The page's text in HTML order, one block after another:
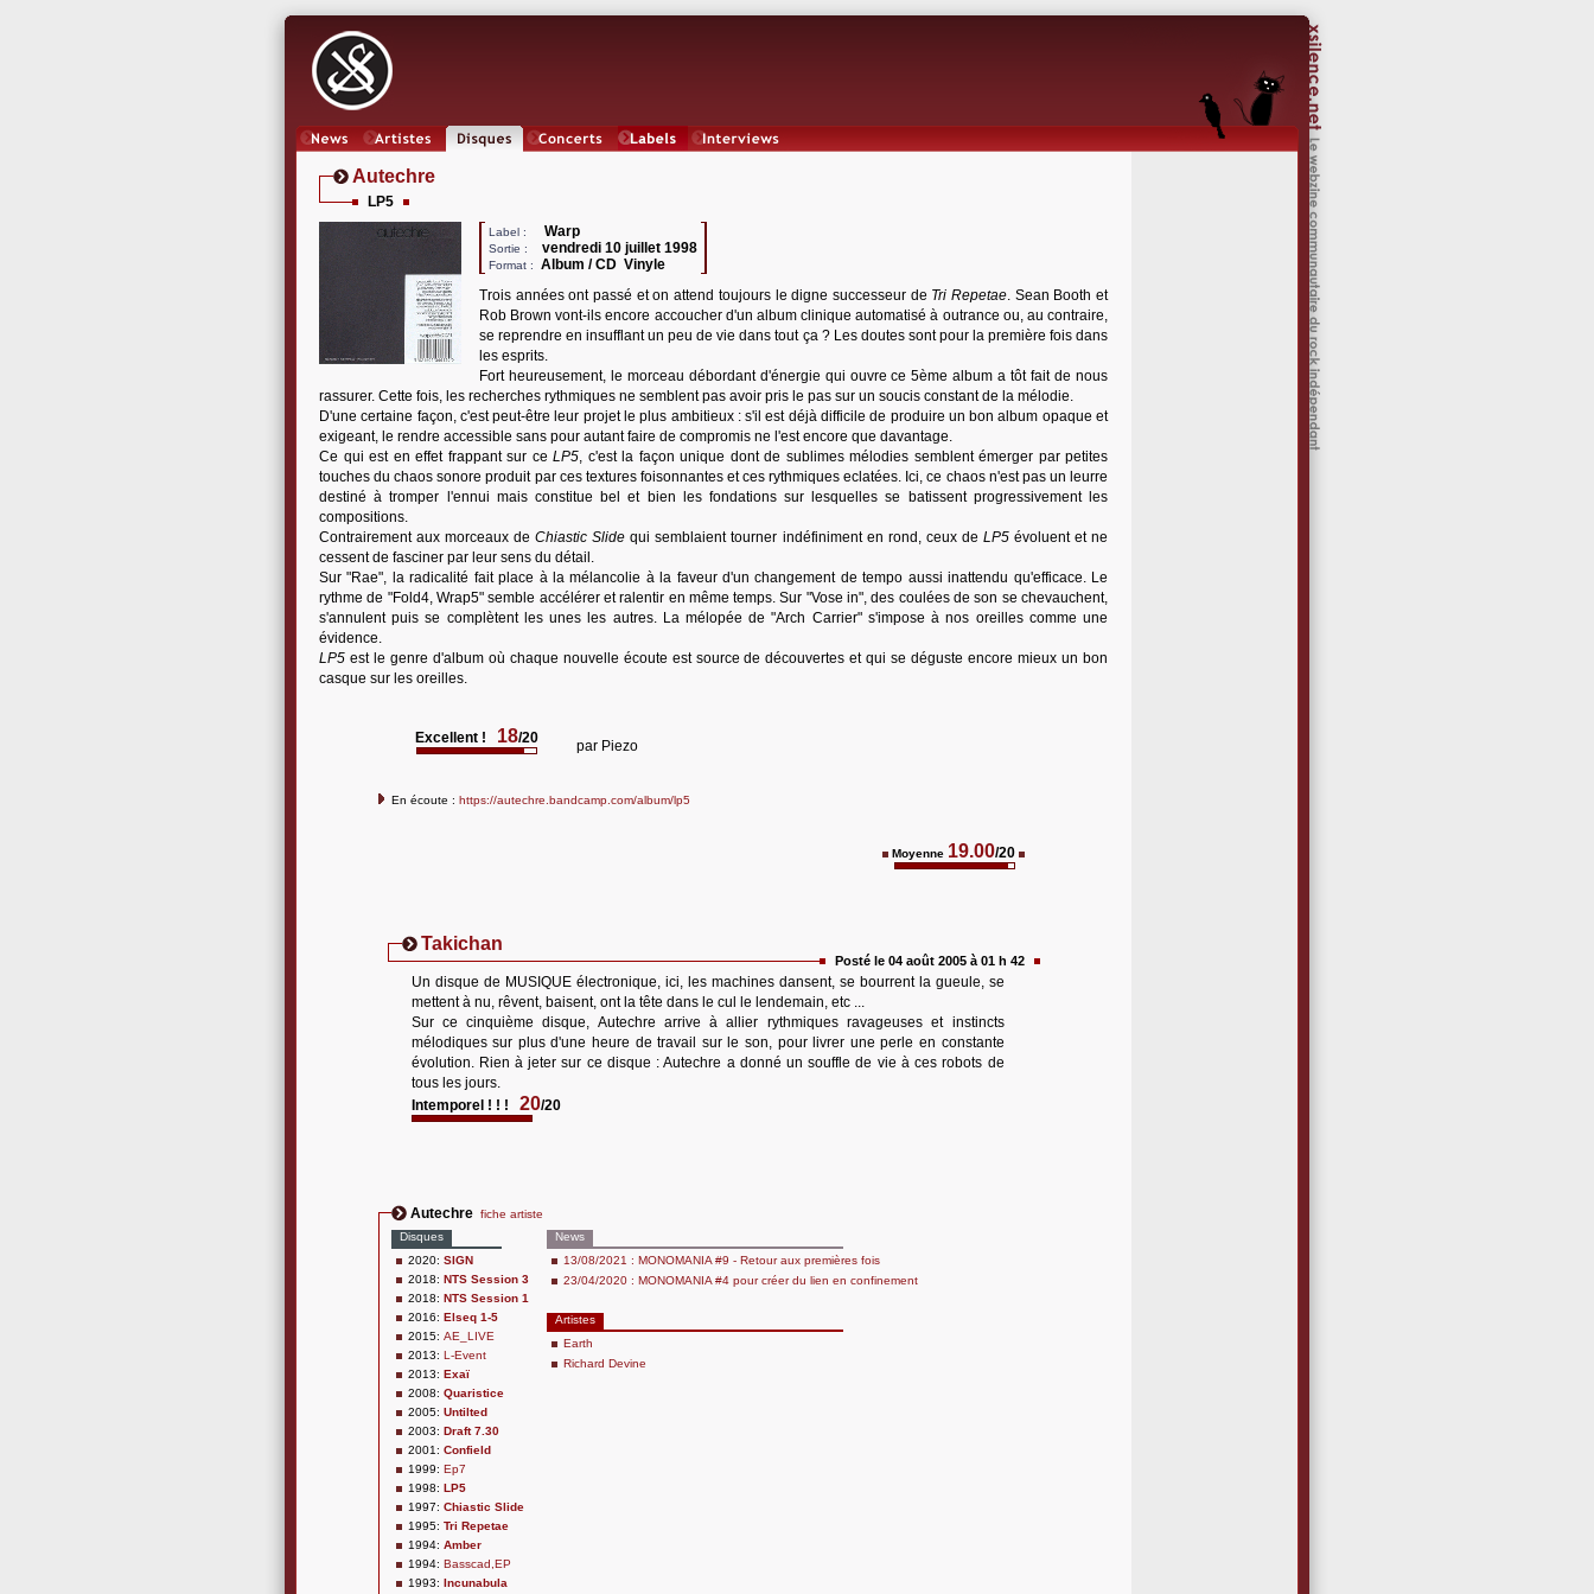
Autechre
LP5
Label : Warp
Sortie : vendredi 10 juillet 1998
Format :
Album / CD Vinyle
Trois années ont passé et on attend toujours le digne successeur de Tri Repetae. Sean Booth et
Rob Brown vont-ils encore accoucher d'un album clinique automatisé à outrance ou, au contraire,
se reprendre en insufflant un peu de vie dans tout ça ? Les doutes sont pour la première fois dans
les esprits.
Fort heureusement, le morceau débordant d'énergie qui ouvre ce 5ème album a tôt fait de nous
rassurer. Cette fois, les recherches rythmiques ne semblent pas avoir pris le pas sur un soucis constant de la mélodie.
D'une certaine façon, c'est peut-être leur projet le plus ambitieux : s'il est déjà difficile de produire un bon album opaque et
exigeant, le rendre accessible sans pour autant faire de compromis ne l'est encore que davantage.
Ce qui est en effet frappant sur ce LP5, c'est la façon unique dont de sublimes mélodies semblent émerger par petites
touches du chaos sonore produit par ces textures foisonnantes et ces rythmiques eclatées. Ici, ce chaos n'est pas un leurre
destiné à tromper l'ennui mais constitue bel et bien les fondations sur lesquelles se batissent progressivement les
compositions.
Contrairement aux morceaux deChiastic Slide qui semblaient tourner indéfiniment en rond, ceux de LP5évoluent et ne
cessent de fasciner par leur sens du détail.
Sur "Rae", la radicalité fait place à la mélancolie à la faveur d'un changement de tempo aussi inattendu qu'efficace. Le
rythme de "Fold4, Wrap5" semble accélérer et ralentir en même temps. Sur "Vose in", des coulées de son se chevauchent,
s'annulent puis se complètent les unes les autres. La mélopée de "Arch Carrier" s'impose à nos oreilles comme une
évidence.
LP5 est le genre d'album où chaque nouvelle écoute est source de découvertes et qui se déguste encore mieux un bon
casque sur les oreilles.
Excellent ! 18/20 par Piezo
En écoute : https://autechre.bandcamp.com/album/lp5
Moyenne 19.00/20
Takichan
Posté le 04 août 2005 à 01 h 42
Un disque de MUSIQUE électronique, ici, les machines dansent, se bourrent la gueule, se
mettent à nu, rêvent, baisent, ont la tête dans le cul le lendemain, etc ...
Sur ce cinquième disque, Autechre arrive à allier rythmiques ravageuses et instincts
mélodiques sur plus d'une heure de travail sur le son, pour livrer une perle en constante
évolution. Rien à jeter sur ce disque : Autechre a donné un souffle de vie à ces robots de
tous les jours.
Intemporel ! ! !
20/20
Autechre fiche artiste
Disques
2020: SIGN
2018: NTS Session 3
2018: NTS Session 1
2016: Elseq 1-5
2015: AE_LIVE
2013: L-Event
2013: Exaï
2008: Quaristice
2005: Untilted
2003: Draft 7.30
2001: Confield
1999: Ep7
1998: LP5
1997: Chiastic Slide
1995: Tri Repetae
1994: Amber
1994: Basscad,EP
1993: Incunabula
News
13/08/2021 : MONOMANIA #9 - Retour aux premières fois
23/04/2020 : MONOMANIA #4 pour créer du lien en confinement
Artistes
Earth
Richard Devine